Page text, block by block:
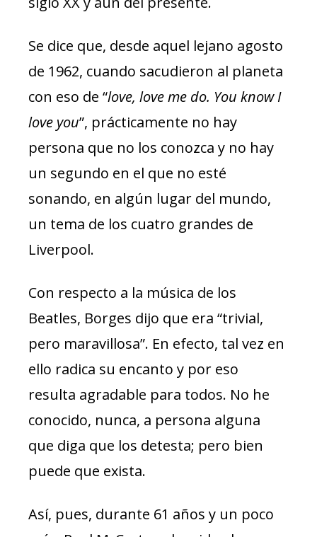
Se dice que, desde aquel lejano agosto
de 1962, cuando sacudieron al planeta
con eso de “love, love me do. You know I
love you”, prácticamente no hay
persona que no los conozca y no hay
un segundo en el que no esté
sonando, en algún lugar del mundo,
un tema de los cuatro grandes de
Liverpool.
Con respecto a la música de los
Beatles, Borges dijo que era “trivial,
pero maravillosa”. En efecto, tal vez en
ello radica su encanto y por eso
resulta agradable para todos. No he
conocido, nunca, a persona alguna
que diga que los detesta; pero bien
puede que exista.
Así, pues, durante 61 años y un poco